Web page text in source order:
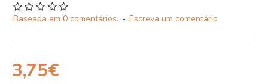
Baseada em 0 comentários. - Escreva um comentário
3,75€